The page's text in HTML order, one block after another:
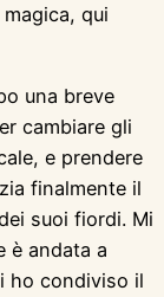
qui
una breve
cambiare gli
e prendere
finalmente il
suoi fiordi. Mi
è andata a
ho condiviso il